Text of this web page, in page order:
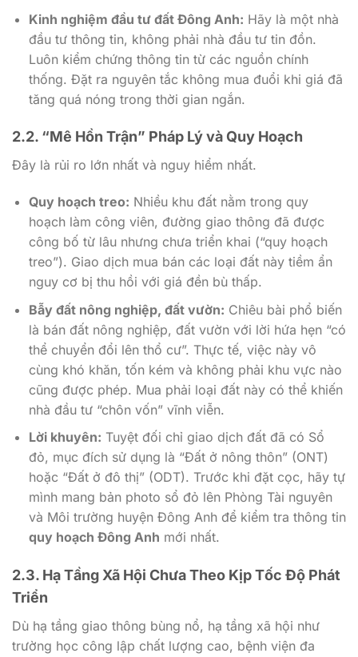
Kinh nghiệm đầu tư đất Đông Anh: Hãy là một nhà
đầu tư thông tin, không phải nhà đầu tư tin đồn.
Luôn kiểm chứng thông tin từ các nguồn chính
thống. Đặt ra nguyên tắc không mua đuổi khi giá đã
tăng quá nóng trong thời gian ngắn.
2.2. “Mê Hồn Trận” Pháp Lý và Quy Hoạch
Đây là rủi ro lớn nhất và nguy hiểm nhất.
Quy hoạch treo: Nhiều khu đất nằm trong quy
hoạch làm công viên, đường giao thông đã được
công bố từ lâu nhưng chưa triển khai (“quy hoạch
treo”). Giao dịch mua bán các loại đất này tiềm ẩn
nguy cơ bị thu hồi với giá đền bù thấp.
Bẫy đất nông nghiệp, đất vườn: Chiêu bài phổ biến
là bán đất nông nghiệp, đất vườn với lời hứa hẹn “có
thể chuyển đổi lên thổ cư”. Thực tế, việc này vô
cùng khó khăn, tốn kém và không phải khu vực nào
cũng được phép. Mua phải loại đất này có thể khiến
nhà đầu tư “chôn vốn” vĩnh viễn.
Lời khuyên: Tuyệt đối chỉ giao dịch đất đã có Sổ
đỏ, mục đích sử dụng là “Đất ở nông thôn” (ONT)
hoặc “Đất ở đô thị” (ODT). Trước khi đặt cọc, hãy tự
mình mang bản photo sổ đỏ lên Phòng Tài nguyên
và Môi trường huyện Đông Anh để kiểm tra thông tin
quy hoạch Đông Anh mới nhất.
2.3. Hạ Tầng Xã Hội Chưa Theo Kịp Tốc Độ Phát
Triển
Dù hạ tầng giao thông bùng nổ, hạ tầng xã hội như
trường học công lập chất lượng cao, bệnh viện đa